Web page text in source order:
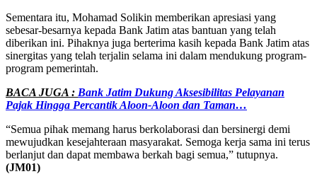
Sementara itu, Mohamad Solikin memberikan apresiasi yang
sebesar-besarnya kepada Bank Jatim atas bantuan yang telah
diberikan ini. Pihaknya juga berterima kasih kepada Bank Jatim atas
sinergitas yang telah terjalin selama ini dalam mendukung program-
program pemerintah.
BACA JUGA : Bank Jatim Dukung Aksesibilitas Pelayanan
Pajak Hingga Percantik Aloon-Aloon dan Taman…
“Semua pihak memang harus berkolaborasi dan bersinergi demi
mewujudkan kesejahteraan masyarakat. Semoga kerja sama ini terus
berlanjut dan dapat membawa berkah bagi semua,” tutupnya.
(JM01)